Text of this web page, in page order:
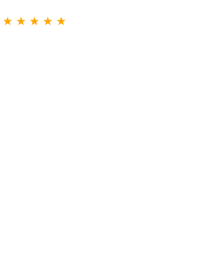
★ ★ ★ ★ ★